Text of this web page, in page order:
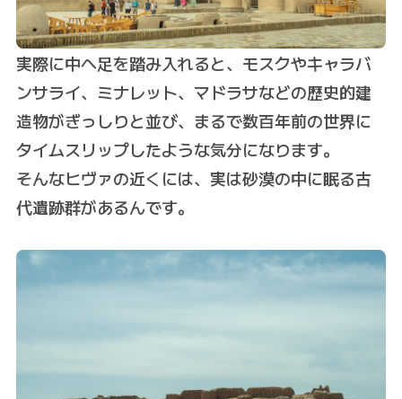
実際に中へ足を踏み入れると、モスクやキャラバ
ンサライ、ミナレット、マドラサなどの歴史的建
造物がぎっしりと並び、まるで数百年前の世界に
タイムスリップしたような気分になります。
そんなヒヴァの近くには、実は砂漠の中に眠る古
代遺跡群があるんです。